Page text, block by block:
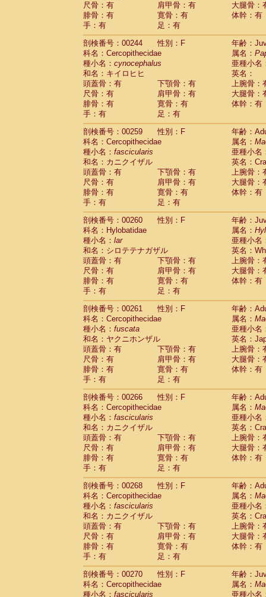
尺骨：有
肩甲骨：有
大腿骨：
腓骨：有
寛骨：有
体幹：有
手：有
足：有
剖検番号：00244
性別：F
年齢：
科名：Cercopithecidae
属名：
種小名： cynocephalus
亜種小名
和名：キイロヒヒ
英名：
頭蓋骨：有
下顎骨：有
上腕骨：
尺骨：有
肩甲骨：有
大腿骨：
腓骨：有
寛骨：有
体幹：有
手：有
足：有
剖検番号：00259
性別：F
年齢：
科名：Cercopithecidae
属名：
種小名： fascicularis
亜種小名
和名：カニクイザル
英名：
頭蓋骨：有
下顎骨：有
上腕骨：
尺骨：有
肩甲骨：有
大腿骨：
腓骨：有
寛骨：有
体幹：有
手：有
足：有
剖検番号：00260
性別：F
年齢：
科名：Hylobatidae
属名：
種小名： lar
亜種小名
和名：シロテテナガザル
英名：
頭蓋骨：有
下顎骨：有
上腕骨：
尺骨：有
肩甲骨：有
大腿骨：
腓骨：有
寛骨：有
体幹：有
手：有
足：有
剖検番号：00261
性別：F
年齢：
科名：Cercopithecidae
属名：
種小名： fuscata
亜種小名
和名：ヤクニホンザル
英名：
頭蓋骨：有
下顎骨：有
上腕骨：
尺骨：有
肩甲骨：有
大腿骨：
腓骨：有
寛骨：有
体幹：有
手：有
足：有
剖検番号：00266
性別：F
年齢：
科名：Cercopithecidae
属名：
種小名： fascicularis
亜種小名
和名：カニクイザル
英名：
頭蓋骨：有
下顎骨：有
上腕骨：
尺骨：有
肩甲骨：有
大腿骨：
腓骨：有
寛骨：有
体幹：有
手：有
足：有
剖検番号：00268
性別：F
年齢：
科名：Cercopithecidae
属名：
種小名： fascicularis
亜種小名
和名：カニクイザル
英名：
頭蓋骨：有
下顎骨：有
上腕骨：
尺骨：有
肩甲骨：有
大腿骨：
腓骨：有
寛骨：有
体幹：有
手：有
足：有
剖検番号：00270
性別：F
年齢：
科名：Cercopithecidae
属名：
種小名： fascicularis 亜種小名